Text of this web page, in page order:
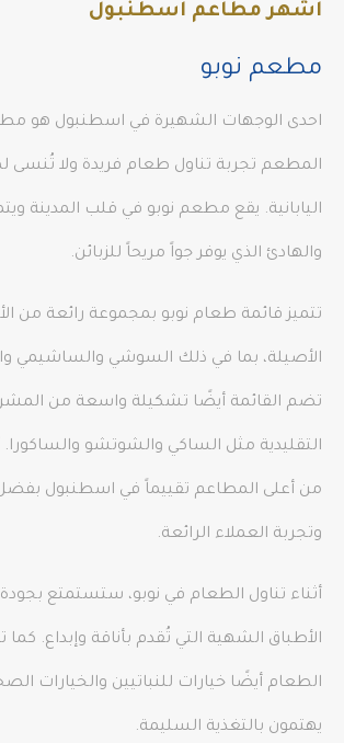
اشهر مطاعم اسطنبول
مطعم نوبو
احدى الوجهات الشهيرة في اسطنبول هو
المطعم تجربة تناول طعام فريدة ولا تُنسى
اليابانية. يقع مطعم نوبو في قلب المدينة
والهادئ الذي يوفر جواً مريحاً للزبائن.
تتميز قائمة طعام نوبو بمجموعة رائعة من
الأصيلة، بما في ذلك السوشي والساشيمي
تضم القائمة أيضًا تشكيلة واسعة من
التقليدية مثل الساكي والشوتشو والساكورا.
من أعلى المطاعم تقييماً في اسطنبول
وتجربة العملاء الرائعة.
أثناء تناول الطعام في نوبو، ستستمتع
الأطباق الشهية التي تُقدم بأناقة وإبداع.
الطعام أيضًا خيارات للنباتيين والخيارات
يهتمون بالتغذية السليمة.